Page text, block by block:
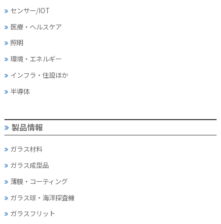
センサー/IOT
医療・ヘルスケア
照明
環境・エネルギー
インフラ・住設ほか
半導体
製品情報
ガラス材料
ガラス成型品
薄膜・コーティング
ガラス球・海洋探査機
ガラスフリット